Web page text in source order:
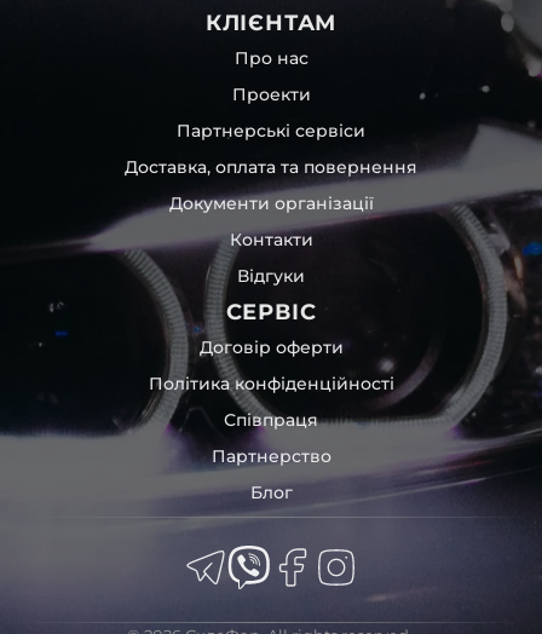
КЛІЄНТАМ
Про нас
Проекти
Партнерські сервіси
Доставка, оплата та повернення
Документи організації
Контакти
Відгуки
СЕРВІС
Договір оферти
Політика конфіденційності
Співпраця
Партнерство
Блог